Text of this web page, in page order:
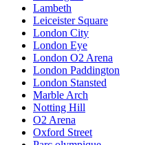
Lambeth
Leiceister Square
London City
London Eye
London O2 Arena
London Paddington
London Stansted
Marble Arch
Notting Hill
O2 Arena
Oxford Street